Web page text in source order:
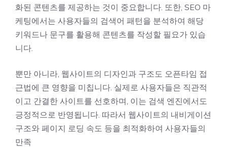
화된 콘텐츠를 제공하는 것이 중요합니다. 또한, SEO 마
케팅에서는 사용자들의 검색어 패턴을 분석하여 해당
키워드나 문구를 활용해 콘텐츠를 작성할 필요가 있습
니다.
뿐만 아니라, 웹사이트의 디자인과 구조도 오픈타임 접
근법에 큰 영향을 미칩니다. 실제로 사용자들은 직관적
이고 간결한 사이트를 선호하며, 이는 검색 엔진에서도
긍정적으로 반영됩니다. 따라서 웹사이트의 내비게이션
구조와 페이지 로딩 속도 등을 최적화하여 사용자들의
만족